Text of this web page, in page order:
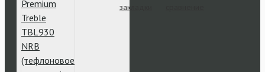
закладки